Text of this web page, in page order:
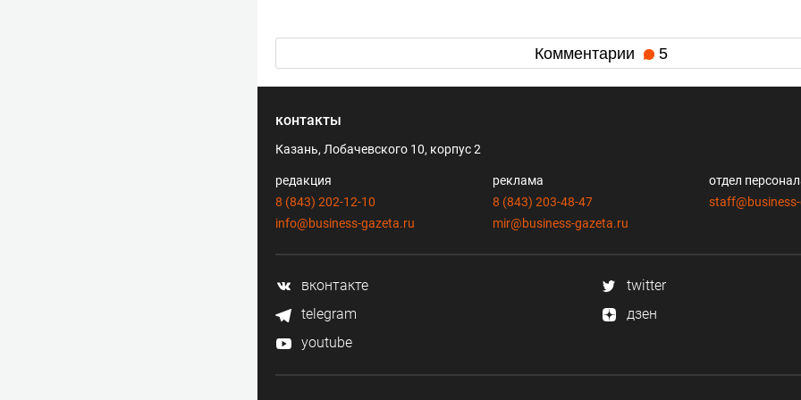
Комментарии 5
контакты
Казань, Лобачевского 10, корпус 2
редакция
8 (843) 202-12-10
info@business-gazeta.ru
реклама
8 (843) 203-48-47
mir@business-gazeta.ru
отдел
вконтакте
twitter
telegram
дзен
youtube